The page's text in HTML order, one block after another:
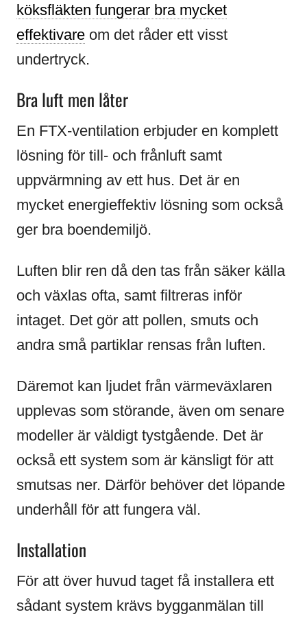
köksfläkten fungerar bra mycket
effektivare om det råder ett visst
undertryck.
Bra luft men låter
En FTX-ventilation erbjuder en komplett
lösning för till- och frånluft samt
uppvärmning av ett hus. Det är en
mycket energieffektiv lösning som också
ger bra boendemiljö.
Luften blir ren då den tas från säker källa
och växlas ofta, samt filtreras inför
intaget. Det gör att pollen, smuts och
andra små partiklar rensas från luften.
Däremot kan ljudet från värmeväxlaren
upplevas som störande, även om senare
modeller är väldigt tystgående. Det är
också ett system som är känsligt för att
smutsas ner. Därför behöver det löpande
underhåll för att fungera väl.
Installation
För att över huvud taget få installera ett
sådant system krävs bygganmälan till